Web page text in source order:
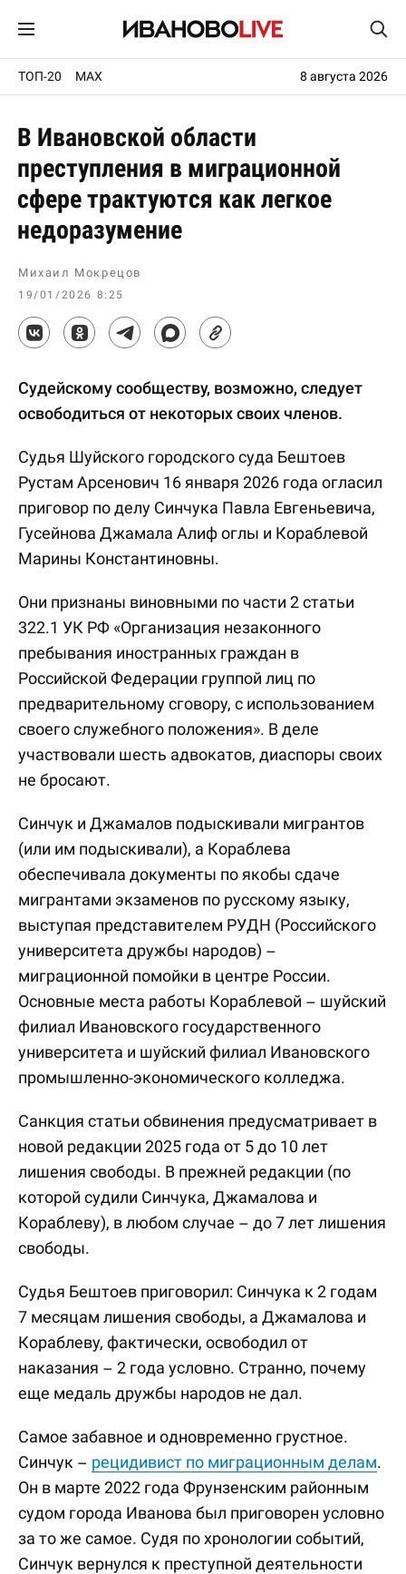
ТОП-20 MAX 8 августа 2026
В Ивановской области
преступления в миграционной
сфере трактуются как легкое
недоразумение
Михаил Мокрецов
19/01/2026 8:25
Судейскому сообществу, возможно, следует
освободиться от некоторых своих членов.
Судья Шуйского городского суда Бештоев
Рустам Арсенович 16 января 2026 года огласил
приговор по делу Синчука Павла Евгеньевича,
Гусейнова Джамала Алиф оглы и Кораблевой
Марины Константиновны.
Они признаны виновными по части 2 статьи
322.1 УК РФ «Организация незаконного
пребывания иностранных граждан в
Российской Федерации группой лиц по
предварительному сговору, с использованием
своего служебного положения». В деле
участвовали шесть адвокатов, диаспоры своих
не бросают.
Синчук и Джамалов подыскивали мигрантов
(или им подыскивали), а Кораблева
обеспечивала документы по якобы сдаче
мигрантами экзаменов по русскому языку,
выступая представителем РУДН (Российского
университета дружбы народов) –
миграционной помойки в центре России.
Основные места работы Кораблевой – шуйский
филиал Ивановского государственного
университета и шуйский филиал Ивановского
промышленно-экономического колледжа.
Санкция статьи обвинения предусматривает в
новой редакции 2025 года от 5 до 10 лет
лишения свободы. В прежней редакции (по
которой судили Синчука, Джамалова и
Кораблеву), в любом случае – до 7 лет лишения
свободы.
Судья Бештоев приговорил: Синчука к 2 годам
7 месяцам лишения свободы, а Джамалова и
Кораблеву, фактически, освободил от
наказания – 2 года условно. Странно, почему
еще медаль дружбы народов не дал.
Самое забавное и одновременно грустное.
Синчук – рецидивист по миграционным делам.
Он в марте 2022 года Фрунзенским районным
судом города Иванова был приговорен условно
за то же самое. Судя по хронологии событий,
Синчук вернулся к преступной деятельности